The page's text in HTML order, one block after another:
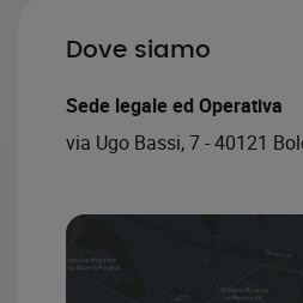
Dove siamo
Sede legale ed Operativa
via Ugo Bassi, 7 - 40121